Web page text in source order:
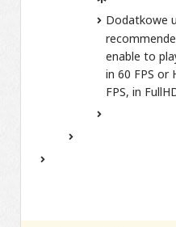
Dodatkowe
enable to
in 60 FPS or
FPS, in